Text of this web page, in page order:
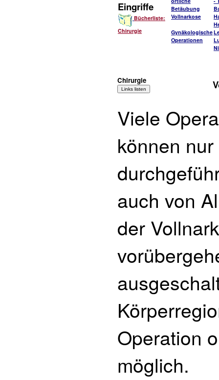
Eingriffe
Bücherliste:
Chirurgie
Betäubung
Vollnarkose
Gynäkologische
Operationen
Chirurgie
Viele
können
auch von
der
Operation
möglich.